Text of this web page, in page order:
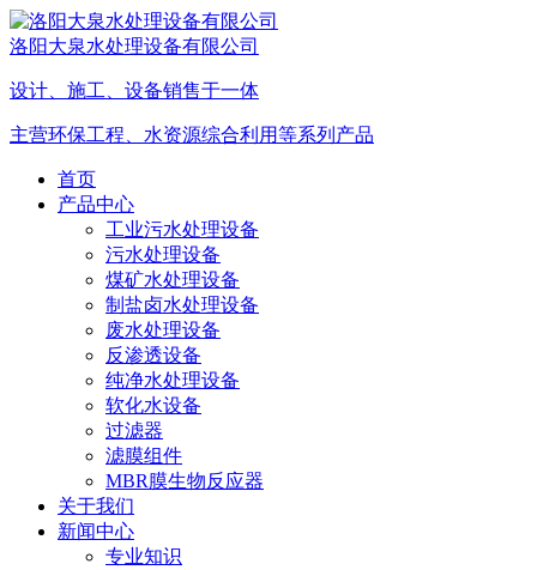
洛阳大泉水处理设备有限公司
设计、施工、设备销售于一体
主营环保工程、水资源综合利用等系列产品
首页
产品中心
工业污水处理设备
污水处理设备
煤矿水处理设备
制盐卤水处理设备
废水处理设备
反渗透设备
纯净水处理设备
软化水设备
过滤器
滤膜组件
MBR膜生物反应器
关于我们
新闻中心
专业知识